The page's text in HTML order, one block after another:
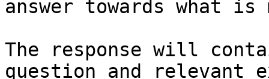
answer towards what
The response will
question and relevant